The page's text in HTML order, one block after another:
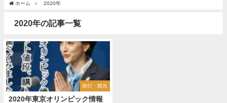
ホーム 2020年
2020年の記事一覧
旅行・観光
2020年東京オリンピック情報